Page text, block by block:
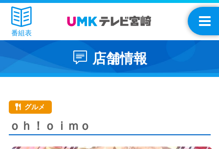
番組表
店舗情報
グルメ
ｏｈ！ｏｉｍｏ